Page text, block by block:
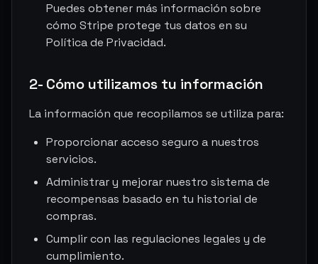
Puedes obtener más información sobre
cómo Stripe protege tus datos en su
Política de Privacidad.
2- Cómo utilizamos tu información
La información que recopilamos se utiliza para:
Proporcionar acceso seguro a nuestros
servicios.
Administrar y mejorar nuestro sistema de
recompensas basado en tu historial de
compras.
Cumplir con las regulaciones legales y de
cumplimiento.